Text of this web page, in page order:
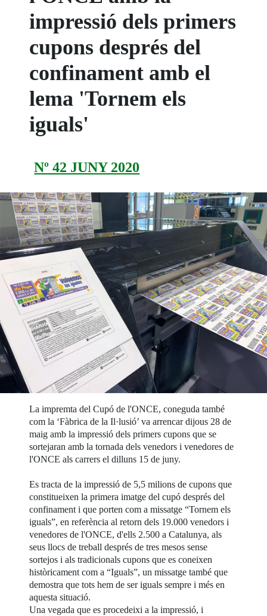
impressió dels primers
cupons després del
confinament amb el
lema 'Tornem els
iguals'
Nº 42 JUNY 2020
La impremta del Cupó de l'ONCE, coneguda també
com la ‘Fàbrica de la Il·lusió’ va arrencar dijous 28 de
maig amb la impressió dels primers cupons que se
sortejaran amb la tornada dels venedors i venedores de
l'ONCE als carrers el dilluns 15 de juny.
Es tracta de la impressió de 5,5 milions de cupons que
constitueixen la primera imatge del cupó després del
confinament i que porten com a missatge “Tornem els
iguals”, en referència al retorn dels 19.000 venedors i
venedores de l'ONCE, d'ells 2.500 a Catalunya, als
seus llocs de treball després de tres mesos sense
sortejos i als tradicionals cupons que es coneixen
històricament com a “Iguals”, un missatge també que
demostra que tots hem de ser iguals sempre i més en
aquesta situació.
Una vegada que es procedeixi a la impressió, i